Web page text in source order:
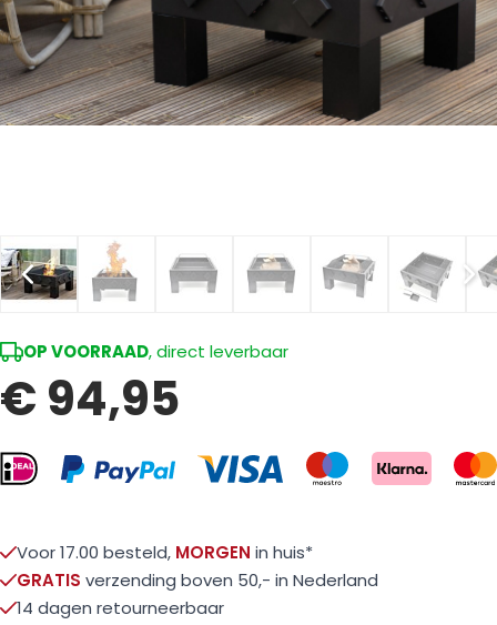
OP VOORRAAD, direct leverbaar
€ 94,95
Voor 17.00 besteld, MORGEN in huis*
GRATIS verzending boven 50,- in Nederland
14 dagen retourneerbaar